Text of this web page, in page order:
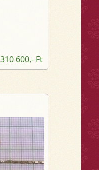
310 600,- Ft